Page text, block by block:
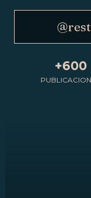
+600